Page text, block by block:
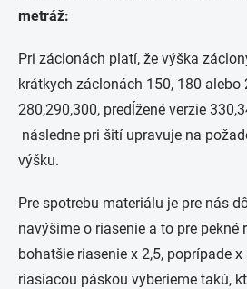
metráž:
Pri záclonách platí, že výška
krátkych záclonách 150, 180 alebo
280,290,300, predĺžené verzie
následne pri šití upravuje na
výšku.
Pre spotrebu materiálu je pre nás
navýšime o riasenie a to pre pekné
bohatšie riasenie x 2,5, poprípade
riasiacou páskou vyberieme takú,